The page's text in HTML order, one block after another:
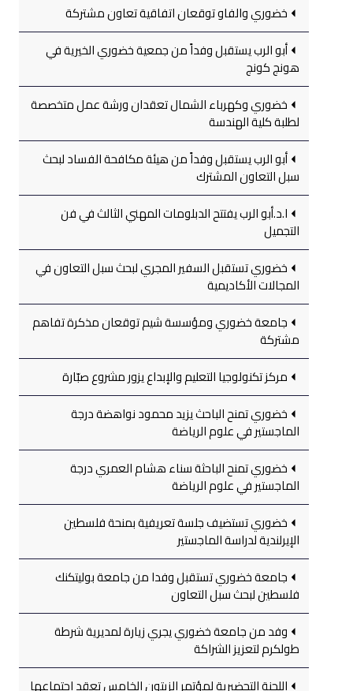
خضوري والفاو توقعان اتفاقية تعاون مشتركة
أبو الرب يستقبل وفداً من جمعية خضوري الخيرية في
هونج كونج
خضوري وكهرباء الشمال تعقدان ورشة عمل متخصصة
لطلبة كلية الهندسة
أبو الرب يستقبل وفداً من هيئة مكافحة الفساد لبحث
سبل التعاون المشترك
ا.د.أبو الرب يفتتح الدبلومات المهني الثالث في فن
التجميل
خضوري تستقبل السفير المجري لبحث سبل التعاون في
المجالات الأكاديمية
جامعة خضوري ومؤسسة شيم توقعان مذكرة تفاهم
مشتركة
مركز تكنولوجيا التعليم والإبداع يزور مشروع صبّارة
خضوري تمنح الباحث يزيد محمود نواهضة درجة
الماجستير في علوم الرياضة
خضوري تمنح الباحثة سناء هشام العمري درجة
الماجستير في علوم الرياضة
خضوري تستضيف جلسة تعريفية بمنحة فلسطين
الإيرلندية لدراسة الماجستير
جامعة خضوري تستقبل وفدا من جامعة بوليتكنك
فلسطين لبحث سبل التعاون
وفد من جامعة خضوري يجري زيارة لمديرية شرطة
طولكرم لتعزيز الشراكة
اللجنة التحضيرية لمؤتمر الزيتون الخامس تعقد اجتماعها